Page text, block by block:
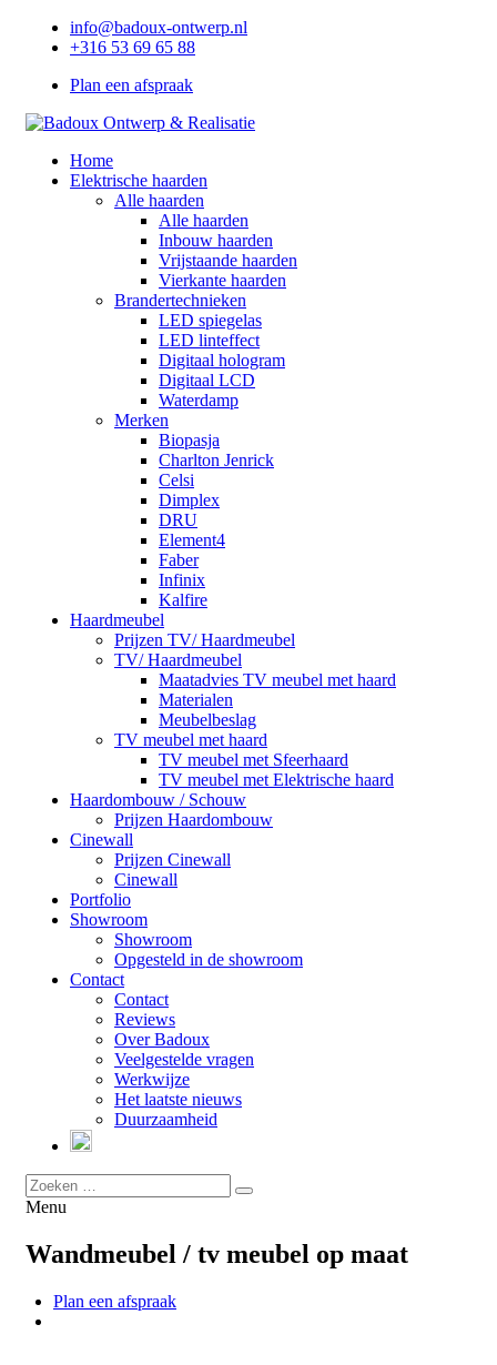
info@badoux-ontwerp.nl
+316 53 69 65 88
Plan een afspraak
Home
Elektrische haarden
Alle haarden
Alle haarden
Inbouw haarden
Vrijstaande haarden
Vierkante haarden
Brandertechnieken
LED spiegelas
LED linteffect
Digitaal hologram
Digitaal LCD
Waterdamp
Merken
Biopasja
Charlton Jenrick
Celsi
Dimplex
DRU
Element4
Faber
Infinix
Kalfire
Haardmeubel
Prijzen TV/ Haardmeubel
TV/ Haardmeubel
Maatadvies TV meubel met haard
Materialen
Meubelbeslag
TV meubel met haard
TV meubel met Sfeerhaard
TV meubel met Elektrische haard
Haardombouw / Schouw
Prijzen Haardombouw
Cinewall
Prijzen Cinewall
Cinewall
Portfolio
Showroom
Showroom
Opgesteld in de showroom
Contact
Contact
Reviews
Over Badoux
Veelgestelde vragen
Werkwijze
Het laatste nieuws
Duurzaamheid
Menu
Wandmeubel / tv meubel op maat
Plan een afspraak